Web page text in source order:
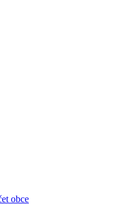
obce